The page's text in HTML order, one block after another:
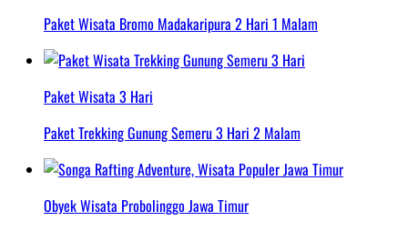
Paket Wisata Bromo Madakaripura 2 Hari 1 Malam
Paket Wisata 3 Hari
Paket Trekking Gunung Semeru 3 Hari 2 Malam
Obyek Wisata Probolinggo Jawa Timur